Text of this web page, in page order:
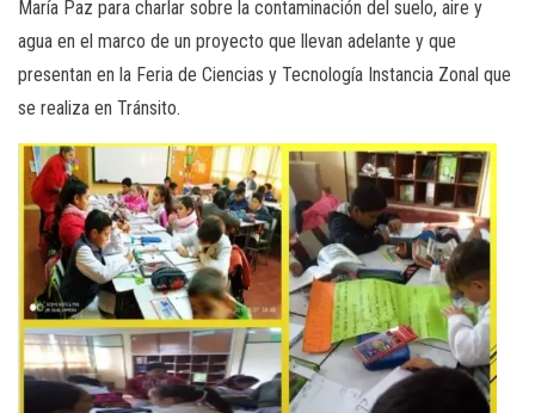
María Paz para charlar sobre la contaminación del suelo, aire y
agua en el marco de un proyecto que llevan adelante y que
presentan en la Feria de Ciencias y Tecnología Instancia Zonal que
se realiza en Tránsito.